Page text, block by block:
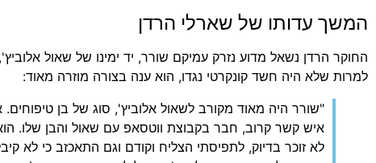
המשך עדותו של שארלי הרדן
למרות שלא היה חשד קונקרטי נגדו, הוא ענה בצורה מוזרה מאוד:
"שורר היה מאוד מקורב לשאול אלוביץ', סוג של בן
איש קשר קרוב, חבר בקבוצת ווטסאפ עם שאול והבן שלו.
לא זוכר בדיוק, לתפיסתי הצליח וקודם וגם התאכזב כי לא